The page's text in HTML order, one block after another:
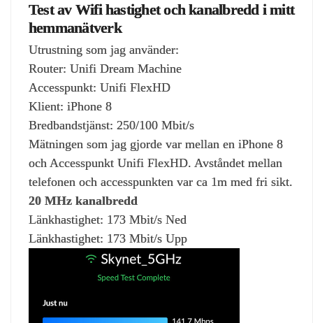
Test av Wifi hastighet och kanalbredd i mitt
hemmanätverk
Utrustning som jag använder:
Router: Unifi Dream Machine
Accesspunkt: Unifi FlexHD
Klient: iPhone 8
Bredbandstjänst: 250/100 Mbit/s
Mätningen som jag gjorde var mellan en iPhone 8
och Accesspunkt Unifi FlexHD. Avståndet mellan
telefonen och accesspunkten var ca 1m med fri sikt.
20 MHz kanalbredd
Länkhastighet: 173 Mbit/s Ned
Länkhastighet: 173 Mbit/s Upp